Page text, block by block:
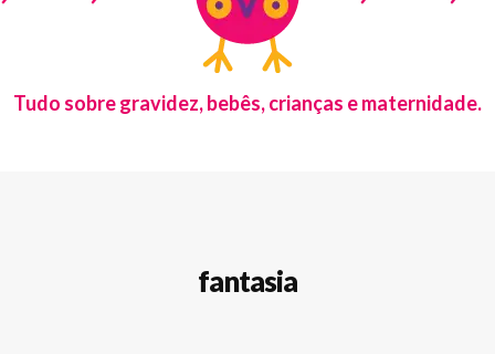
Tudo sobre gravidez, bebês, crianças e maternidade.
fantasia